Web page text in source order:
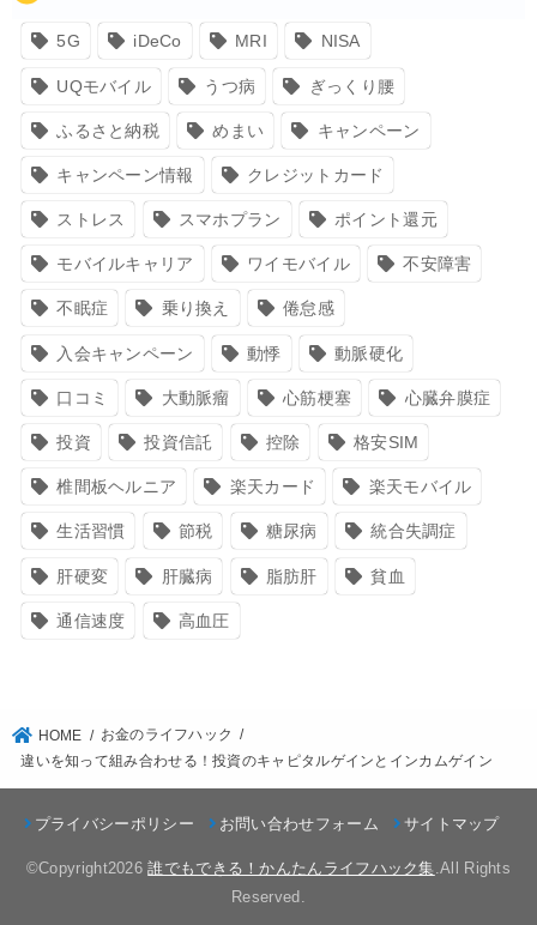
5G iDeCo MRI NISA
UQモバイル うつ病 ぎっくり腰
ふるさと納税 めまい キャンペーン
キャンペーン情報 クレジットカード
ストレス スマホプラン ポイント還元
モバイルキャリア ワイモバイル 不安障害
不眠症 乗り換え 倦怠感
入会キャンペーン 動悸 動脈硬化
口コミ 大動脈瘤 心筋梗塞 心臓弁膜症
投資 投資信託 控除 格安SIM
椎間板ヘルニア 楽天カード 楽天モバイル
生活習慣 節税 糖尿病 統合失調症
肝硬変 肝臓病 脂肪肝 貧血
通信速度 高血圧
HOME
お金のライフハック
違いを知って組み合わせる！投資のキャピタルゲインとインカムゲイン
プライバシーポリシー お問い合わせフォーム サイトマップ
©Copyright2026誰でもできる！かんたんライフハック集 .All Rights
Reserved.